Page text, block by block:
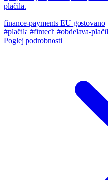
plačila.
finance-payments EU gostovano
#plačila #fintech #obdelava-plačil
Poglej podrobnosti